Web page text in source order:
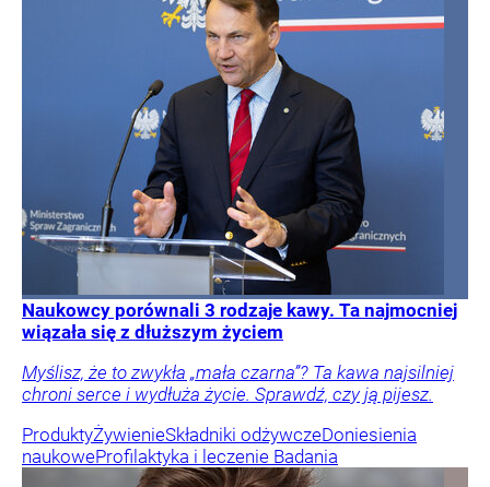
Naukowcy porównali 3 rodzaje kawy. Ta najmocniej
wiązała się z dłuższym życiem
Myślisz, że to zwykła „mała czarna”? Ta kawa najsilniej
chroni serce i wydłuża życie. Sprawdź, czy ją pijesz.
ProduktyŻywienieSkładniki odżywczeDoniesienia
naukoweProfilaktyka i leczenie Badania